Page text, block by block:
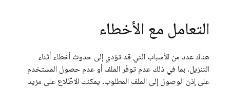
التعامل مع الأخطاء
هناك عدد من الأسباب التي قد تؤدي إلى حدوث أخطاء أثناء
التنزيل، بما في ذلك عدم توفّر الملف أو عدم حصول المستخدم
على إذن الوصول إلى الملف المطلوب. يمكنك الاطّلاع على مزيد